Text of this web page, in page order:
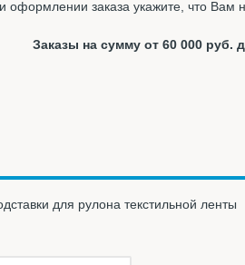
оформлении заказа укажите, что Вам
Заказы на сумму от 60 000
для рулона текстильной ленты